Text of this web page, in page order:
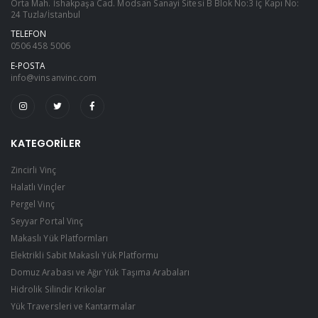
kaldırılması işlemlerinde yü ile yükü kaldıracak
makine arasında güvenli bağlantı oluşturmak
üzere tasarlanmış ekipmanlardır. Birkaç kol ile
yükü dengeli şekilde kavrayarak ağırlığı tek bir
noktada birleştirerek kaldırma işleminin
sapanların profesyonel bir biçimde iş
aparatları bulunmaktadır. Her bir aparat çelik
halat sapanı kullanım alanında maksimum
verimlilik ile çalışmasını desteklemektedir.
Radansalar da bu aparatlar arasında yer
almaktadır.
Nedir ?
Orta Mah. İshakpaşa Cad. Modsan Sanayi Sitesi B Blok No:3 İç Kapı No:
24 Tuzla/İstanbul
TELEFON
0506 458 5006
E-POSTA
info@vinsanvinc.com
KATEGORILER
Zincirli Vinç
Halatlı Vinçler
Pergel Vinç
Seyyar Portal Vinç
Makaslı Yük Platformları
Elektrikli Sabit Makaslı Yük Platformu
Domuz Arabası ve Ağır Yük Taşıma Arabaları
Hidrolik Silindir Krikolar
Yük Traversleri ve Kantarmalar